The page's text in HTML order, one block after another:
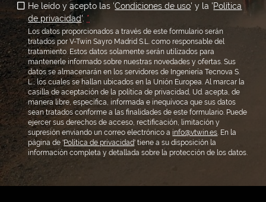
He leído y acepto las 'Condiciones de uso' y la 'Política
de privacidad'. *
Los datos proporcionados a través de este formulario serán
tratados por V-Twin Sayro Madrid S.L. como responsable del
tratamiento. Estos datos solamente serán utilizados para
mantenerle informado sobre nuestras novedades y ofertas. Sus
datos se almacenarán en los servidores de Ingeniería Tecnova S.
L., los cuales se hallan ubicados en la Unión Europea. Al marcar la
casilla de aceptación de la política de privacidad, Ud. acepta, de
manera libre, específica, informada e inequívoca que sus datos
sean tratados conforme a las finalidades de este formulario. Puede
ejercer sus derechos de acceso, rectificación, limitación y
supresión enviando un correo electrónico a info@vtwin.es . En la
página de 'Política de privacidad' tiene a su disposición la
información completa y detallada sobre la protección de los datos.